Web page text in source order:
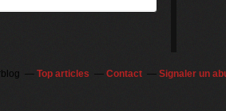
Top articles Contact Signaler un